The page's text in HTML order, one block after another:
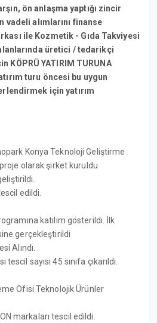
ön anlaşma yaptığı zincir
vadeli alımlarını finanse
ile Kozmetik - Gıda Takviyesi
üretici / tedarikçi
KÖPRÜ YATIRIM TURUNA
turu öncesi bu uygun
için yatırım
Konya Teknoloji Geliştirme
olarak şirket kuruldu
edildi.
katılım gösterildi. İlk
gerçekleştirildi
Alındı.
sayısı 45 sınıfa çıkarıldı.
Ofisi Teknolojik Ürünler
markaları tescil edildi.